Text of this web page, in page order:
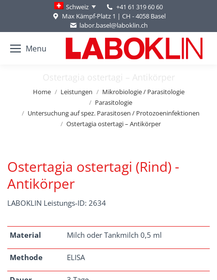
Schweiz
+41 61 319 60 60
Max Kämpf-Platz 1 | CH - 4058 Basel
labor.basel@laboklin.ch
Menu
Ostertagia ostertagi – Antikörper
You are here:
Home Leistungen
Mikrobiologie / Parasitologie
Parasitologie
Untersuchung auf spez. Parasitosen / Protozoeninfektionen
Ostertagia ostertagi – Antikörper
Ostertagia ostertagi (Rind) -
Antikörper
LABOKLIN Leistungs-ID: 2634
Material Milch oder Tankmilch 0,5 ml
Methode ELISA